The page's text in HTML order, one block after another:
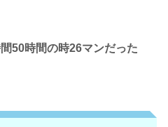
50時間の時26マンだった